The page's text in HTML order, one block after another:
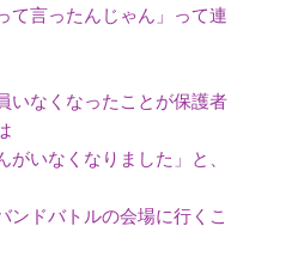
て言ったんじゃん」って連
いなくなったことが保護者
がいなくなりました」と、
ンドバトルの会場に行くこ